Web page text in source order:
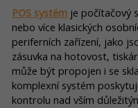
POS systém je počítačový
nebo více klasických
periferních zařízení, jako
zásuvka na hotovost,
může být propojen i se
komplexní systém
kontrolu nad vším